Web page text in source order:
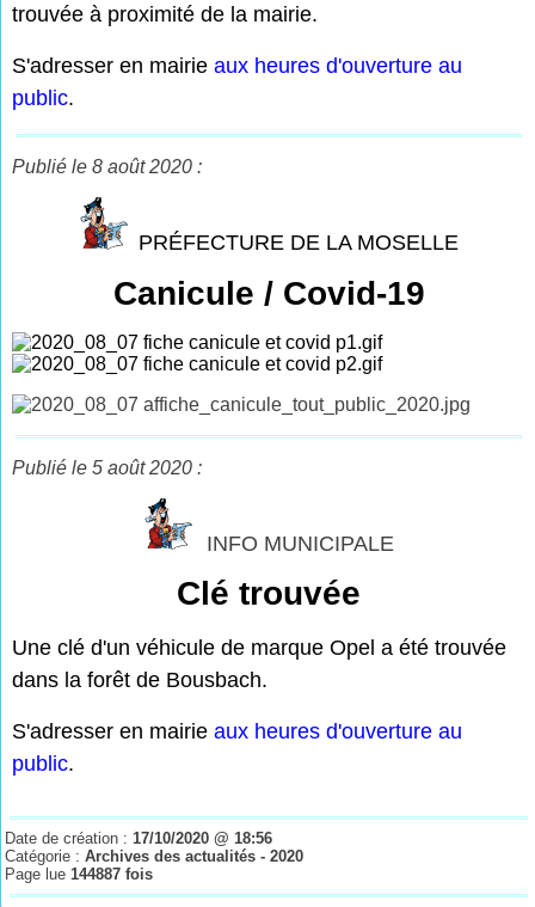
trouvée à proximité de la mairie.
S'adresser en mairieaux heures d'ouverture au
public.
Publié le 8 août 2020 :
PRÉFECTURE DE LA MOSELLE
Canicule / Covid-19
Publié le 5 août 2020 :
INFO MUNICIPALE
Clé trouvée
Une clé d'un véhicule de marque Opel a été trouvée
dans la forêt de Bousbach.
S'adresser en mairieaux heures d'ouverture au
public.
Date de création :17/10/2020 @ 18:56
Catégorie :Archives des actualités - 2020
Page lue144887 fois